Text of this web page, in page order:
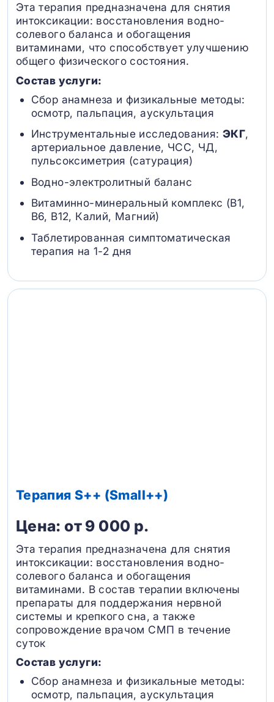
Эта терапия предназначена для снятия
интоксикации: восстановления водно-
солевого баланса и обогащения
витаминами, что способствует улучшению
общего физического состояния.
Состав услуги:
Сбор анамнеза и физикальные методы:
осмотр, пальпация, аускультация
Инструментальные исследования: ЭКГ,
артериальное давление, ЧСС, ЧД,
пульсоксиметрия (сатурация)
Водно-электролитный баланс
Витаминно-минеральный комплекс (B1,
B6, В12, Калий, Магний)
Таблетированная симптоматическая
терапия на 1-2 дня
Терапия S++ (Small++)
Цена: от 9 000 р.
Эта терапия предназначена для снятия
интоксикации: восстановления водно-
солевого баланса и обогащения
витаминами. В состав терапии включены
препараты для поддержания нервной
системы и крепкого сна, а также
сопровождение врачом СМП в течение
суток
Состав услуги:
Сбор анамнеза и физикальные методы:
осмотр, пальпация, аускультация